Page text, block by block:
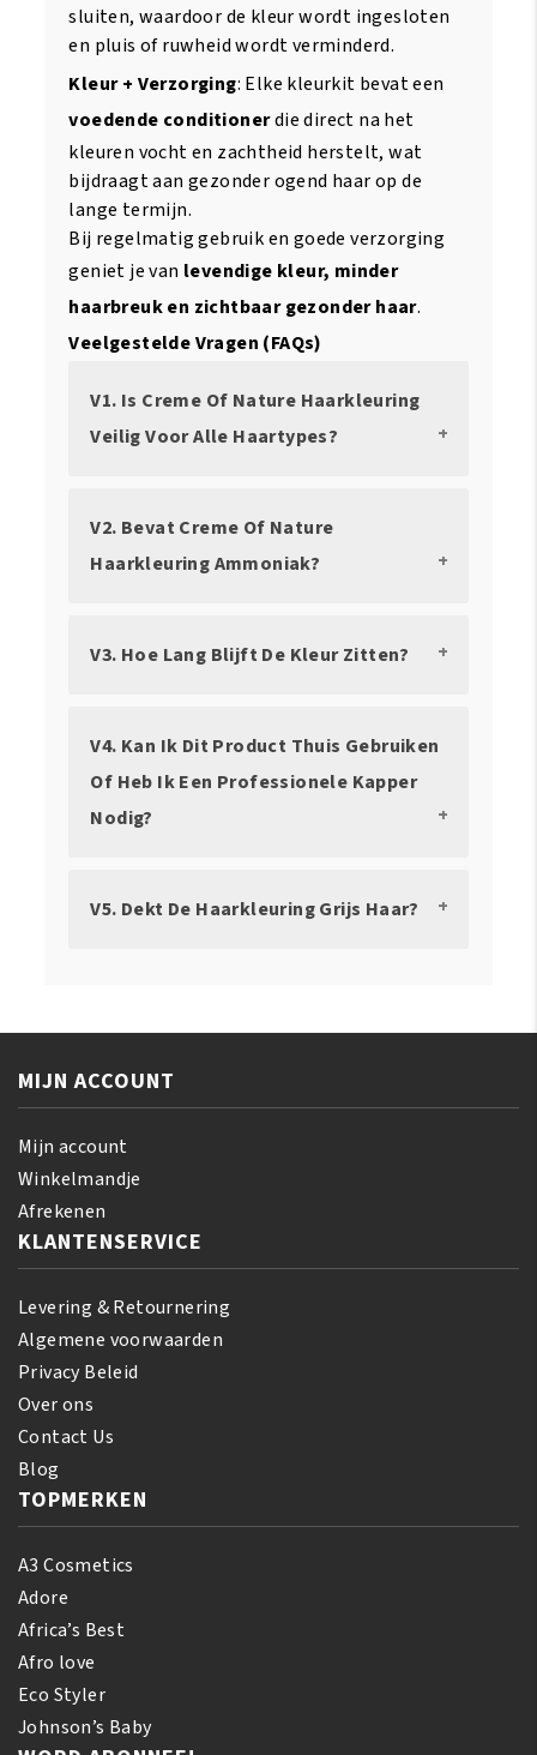
sluiten, waardoor de kleur wordt ingesloten
en pluis of ruwheid wordt verminderd.
Kleur + Verzorging: Elke kleurkit bevat een
voedende conditionerdie direct na het
kleuren vocht en zachtheid herstelt, wat
bijdraagt aan gezonder ogend haar op de
lange termijn.
Bij regelmatig gebruik en goede verzorging
geniet je van levendige kleur, minder
haarbreuk en zichtbaar gezonder haar.
Veelgestelde Vragen (FAQs)
V1. Is Creme Of Nature Haarkleuring
Veilig Voor Alle Haartypes?
V2. Bevat Creme Of Nature
Haarkleuring Ammoniak?
V3. Hoe Lang Blijft De Kleur Zitten?
V4. Kan Ik Dit Product Thuis Gebruiken
Of Heb Ik Een Professionele Kapper
Nodig?
V5. Dekt De Haarkleuring Grijs Haar?
MIJN ACCOUNT
Mijn account
Winkelmandje
Afrekenen
KLANTENSERVICE
Levering & Retournering
Algemene voorwaarden
Privacy Beleid
Over ons
Contact Us
Blog
TOPMERKEN
A3 Cosmetics
Adore
Africa’s Best
Afro love
Eco Styler
Johnson’s Baby